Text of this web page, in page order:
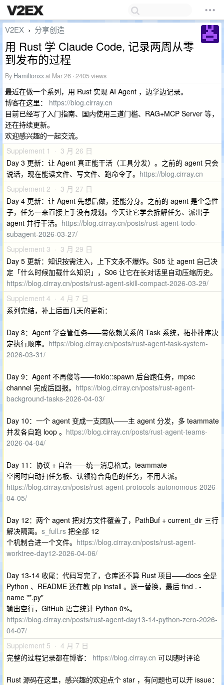
V2EX › 分享创造
用 Rust 学 Claude Code, 记录两周从零
到发布的过程
By Hamiltonxxat Mar 26 · 2405 views
最近在做一个系列，用 Rust 实现 AI Agent ，边学边记录。
博客在这里： https://blog.cirray.cn
目前已经写了入门指南、国内使用三道门槛、RAG+MCP Server 等，
还在持续更新。
欢迎感兴趣的一起交流。
Supplement 1 · 3 月 26 日
Day 3 更新：让 Agent 真正能干活（工具分发）。之前的 agent 只会
说话，现在能读文件、写文件、跑命令了。 https://blog.cirray.cn
Supplement 2 · 3 月 27 日
Day 4 更新：让 Agent 先想后做，还能分身。之前的 agent 是个急性
子，任务一来直接上手没有规划。今天让它学会拆解任务、派出子
agent 并行干活。 https://blog.cirray.cn/posts/rust-agent-todo-
subagent-2026-03-27/
Supplement 3 · 3 月 29 日
Day 5 更新：知识按需注入，上下文永不爆炸。S05 让 agent 自己决
定「什么时候加载什么知识」，S06 让它在长对话里自动压缩历史。
https://blog.cirray.cn/posts/rust-agent-skill-compact-2026-03-29/
Supplement 4 · 4 月 7 日
系列完结，补上后面几天的更新：
Day 8：Agent 学会管任务——带依赖关系的 Task 系统，拓扑排序决
定执行顺序。 https://blog.cirray.cn/posts/rust-agent-task-system-
2026-03-31/
Day 9：Agent 不再傻等——tokio::spawn 后台跑任务，mpsc
channel 完成后回报。 https://blog.cirray.cn/posts/rust-agent-
background-tasks-2026-04-03/
Day 10：一个 agent 变成一支团队——主 agent 分发，多 teammate
并发各自跑 loop 。 https://blog.cirray.cn/posts/rust-agent-teams-
2026-04-04/
Day 11：协议 + 自治——统一消息格式，teammate
空闲时自动扫任务板、认领符合角色的任务，不用人派。
https://blog.cirray.cn/posts/rust-agent-protocols-autonomous-2026-
04-05/
Day 12：两个 agent 把对方文件覆盖了，PathBuf + current_dir 三行
解决隔离。 s_full.rs 把全部 12
个机制合进一个文件。 https://blog.cirray.cn/posts/rust-agent-
worktree-day12-2026-04-06/
Day 13-14 收尾：代码写完了，仓库还不算 Rust 项目——docs 全是
Python 、README 还在教 pip install 。逐一替换，最后 find . -
name "*.py"
输出空行，GitHub 语言统计 Python 0%。
https://blog.cirray.cn/posts/rust-agent-day13-14-python-zero-2026-
04-07/
Supplement 5 · 4 月 7 日
完整的过程记录都在博客： https://blog.cirray.cn 可以随时评论
Rust 源码在这里，感兴趣的欢迎点个 star ，有问题也可以开 issue：